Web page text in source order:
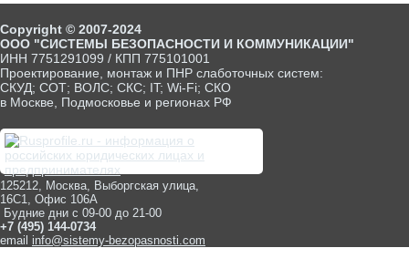
Copyright © 2007-2024
ООО "СИСТЕМЫ БЕЗОПАСНОСТИ И КОММУНИКАЦИИ"
ИНН 7751291099 / КПП 775101001
Проектирование, монтаж и ПНР слаботочных систем:
СКУД; СОТ; ВОЛС; СКС; IT; Wi-Fi; СКО
в Москве, Подмосковье и регионах РФ
125212, Москва, Выборгская улица,
16С1, Офис 106А
Будние дни с 09-00 до 21-00
+7 (495) 144-0734
email info@sistemy-bezopasnosti.com